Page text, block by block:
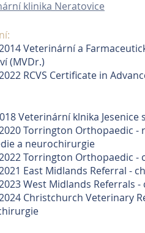
klinika Neratovice
Veterinární a
(MVDr.)
RCVS Certificate in
Veterinární klnika Jesenice
Torrington Orthopaedic
a neurochirurgie
Torrington Orthopaedic
East Midlands Referral
West Midlands Referrals
Christchurch Veterinary